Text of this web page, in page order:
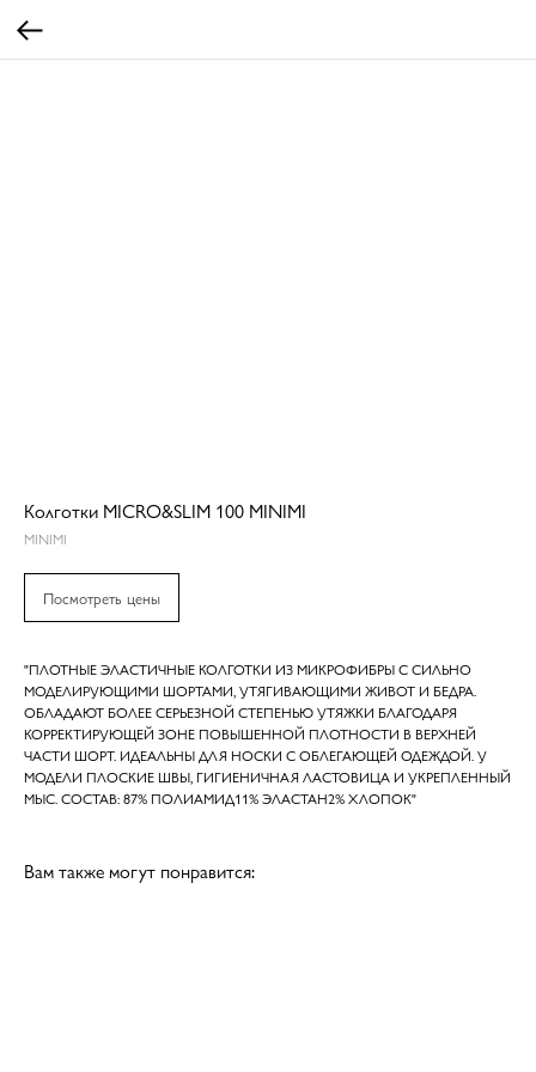
Колготки MICRO&SLIM 100 MINIMI
MINIMI
Посмотреть цены
"ПЛОТНЫЕ ЭЛАСТИЧНЫЕ КОЛГОТКИ ИЗ МИКРОФИБРЫ С СИЛЬНО
МОДЕЛИРУЮЩИМИ ШОРТАМИ, УТЯГИВАЮЩИМИ ЖИВОТ И БЕДРА.
ОБЛАДАЮТ БОЛЕЕ СЕРЬЕЗНОЙ СТЕПЕНЬЮ УТЯЖКИ БЛАГОДАРЯ
КОРРЕКТИРУЮЩЕЙ ЗОНЕ ПОВЫШЕННОЙ ПЛОТНОСТИ В ВЕРХНЕЙ
ЧАСТИ ШОРТ. ИДЕАЛЬНЫ ДЛЯ НОСКИ С ОБЛЕГАЮЩЕЙ ОДЕЖДОЙ. У
МОДЕЛИ ПЛОСКИЕ ШВЫ, ГИГИЕНИЧНАЯ ЛАСТОВИЦА И УКРЕПЛЕННЫЙ
МЫС. СОСТАВ: 87% ПОЛИАМИД11% ЭЛАСТАН2% ХЛОПОК"
Вам также могут понравится: